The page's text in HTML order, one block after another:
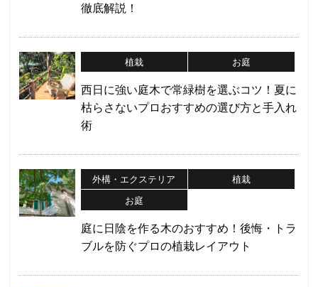
徹底解説！
植栽 お庭
西日に強い庭木で常緑樹を選ぶコツ！夏に
枯らさないプロおすすめの選び方と手入れ
術
外構・エクステリア
植栽
お庭
庭に日陰を作る木のおすすめ！後悔・トラ
ブルを防ぐプロの植栽レイアウト